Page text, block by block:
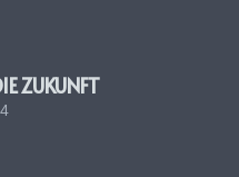
ZUKUNFT